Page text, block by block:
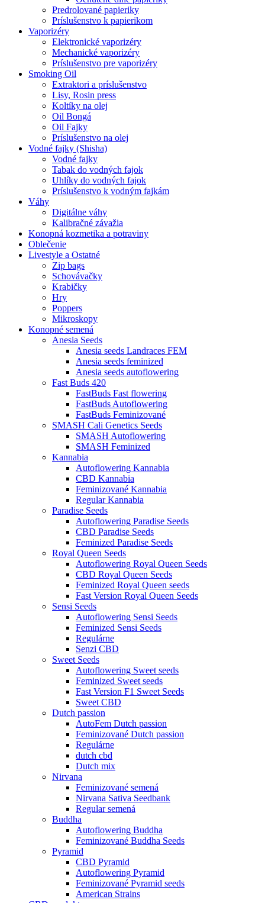
Predrolované papieriky
Príslušenstvo k papierikom
Vaporizéry
Elektronické vaporizéry
Mechanické vaporizéry
Príslušenstvo pre vaporizéry
Smoking Oil
Extraktori a príslušenstvo
Lisy, Rosin press
Koltíky na olej
Oil Bongá
Oil Fajky
Príslušenstvo na olej
Vodné fajky (Shisha)
Vodné fajky
Tabak do vodných fajok
Uhlíky do vodných fajok
Príslušenstvo k vodným fajkám
Váhy
Digitálne váhy
Kalibračné závažia
Konopná kozmetika a potraviny
Oblečenie
Livestyle a Ostatné
Zip bags
Schovávačky
Krabičky
Hry
Poppers
Mikroskopy
Konopné semená
Anesia Seeds
Anesia seeds Landraces FEM
Anesia seeds feminized
Anesia seeds autoflowering
Fast Buds 420
FastBuds Fast flowering
FastBuds Autoflowering
FastBuds Feminizované
SMASH Cali Genetics Seeds
SMASH Autoflowering
SMASH Feminized
Kannabia
Autoflowering Kannabia
CBD Kannabia
Feminizované Kannabia
Regular Kannabia
Paradise Seeds
Autoflowering Paradise Seeds
CBD Paradise Seeds
Feminized Paradise Seeds
Royal Queen Seeds
Autoflowering Royal Queen Seeds
CBD Royal Queen Seeds
Feminized Royal Queen seeds
Fast Version Royal Queen Seeds
Sensi Seeds
Autoflowering Sensi Seeds
Feminized Sensi Seeds
Regulárne
Senzi CBD
Sweet Seeds
Autoflowering Sweet seeds
Feminized Sweet seeds
Fast Version F1 Sweet Seeds
Sweet CBD
Dutch passion
AutoFem Dutch passion
Feminizované Dutch passion
Regulárne
dutch cbd
Dutch mix
Nirvana
Feminizované semená
Nirvana Sativa Seedbank
Regular semená
Buddha
Autoflowering Buddha
Feminizované Buddha Seeds
Pyramid
CBD Pyramid
Autoflowering Pyramid
Feminizované Pyramid seeds
American Strains